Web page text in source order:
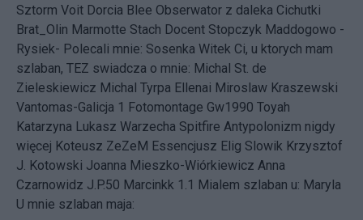
Sztorm Voit Dorcia Blee Obserwator z daleka Cichutki
Brat_Olin Marmotte Stach Docent Stopczyk Maddogowo -
Rysiek- Polecali mnie: Sosenka Witek Ci, u ktorych mam
szlaban, TEZ swiadcza o mnie: Michal St. de
Zieleskiewicz Michal Tyrpa Ellenai Miroslaw Kraszewski
Vantomas-Galicja 1 Fotomontage Gw1990 Toyah
Katarzyna Lukasz Warzecha Spitfire Antypolonizm nigdy
więcej Koteusz ZeZeM Essencjusz Elig Slowik Krzysztof
J. Kotowski Joanna Mieszko-Wiórkiewicz Anna
Czarnowidz J.P.50 Marcinkk 1.1 Mialem szlaban u: Maryla
U mnie szlaban maja: